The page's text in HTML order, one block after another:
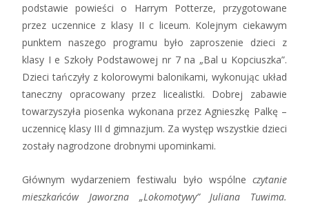
podstawie powieści o Harrym Potterze, przygotowane
przez uczennice z klasy II c liceum. Kolejnym ciekawym
punktem naszego programu było zaproszenie dzieci z
klasy I e Szkoły Podstawowej nr 7 na „Bal u Kopciuszka”.
Dzieci tańczyły z kolorowymi balonikami, wykonując układ
taneczny opracowany przez licealistki. Dobrej zabawie
towarzyszyła piosenka wykonana przez Agnieszkę Palkę –
uczennicę klasy III d gimnazjum. Za występ wszystkie dzieci
zostały nagrodzone drobnymi upominkami.
Głównym wydarzeniem festiwalu było wspólne czytanie
mieszkańców Jaworzna „Lokomotywy” Juliana Tuwima.